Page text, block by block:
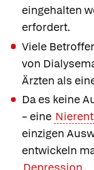
eingehalten
erfordert.
Viele
von
Ärzten als
Da es keine
– eine
einzigen
entwickeln